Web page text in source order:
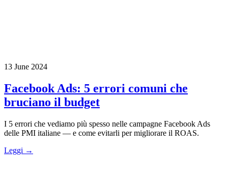
13 June 2024
Facebook Ads: 5 errori comuni che
bruciano il budget
I 5 errori che vediamo più spesso nelle campagne Facebook Ads
delle PMI italiane — e come evitarli per migliorare il ROAS.
Leggi →